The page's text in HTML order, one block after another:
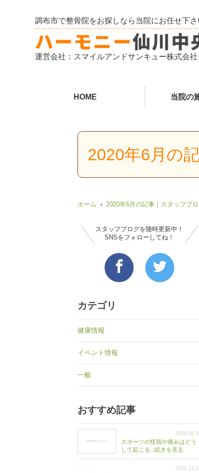
調布市で整骨院をお探しなら当院にお任せ下さ
運営会社：スマイルアンドサンキュー株式会社
HOME 当院の
2020年6月の
ホーム 2020年6月の記事｜スタッフブ
スタッフブログを随時更新中！
SNSをフォローしてね！
カテゴリ
健康情報
イベント情報
一般
おすすめ記事
スポーツの怪我や痛みはどう
して起こる...続きを見る